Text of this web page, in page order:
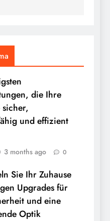
die Ihre
und effizient
3 months ago 0
Sie Ihr Zuhause
Upgrades für
und eine
Optik